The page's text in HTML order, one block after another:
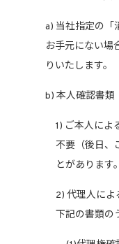
a) 当社指定の「
お手元にない場
りいたします。
b) 本人確認書類
1) ご本人によ
不要（後日、
とがあります
2) 代理人に
下記の書類の